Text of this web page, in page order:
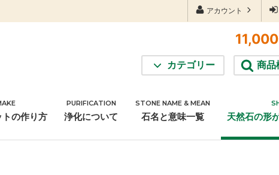
アカウント
11,000
商品
カテゴリー
アクセサリーパーツ 雑貨
の作り方
PURIFICATION
浄化について
STONE NAME & MEAN
石名と意味一覧 天然石の形